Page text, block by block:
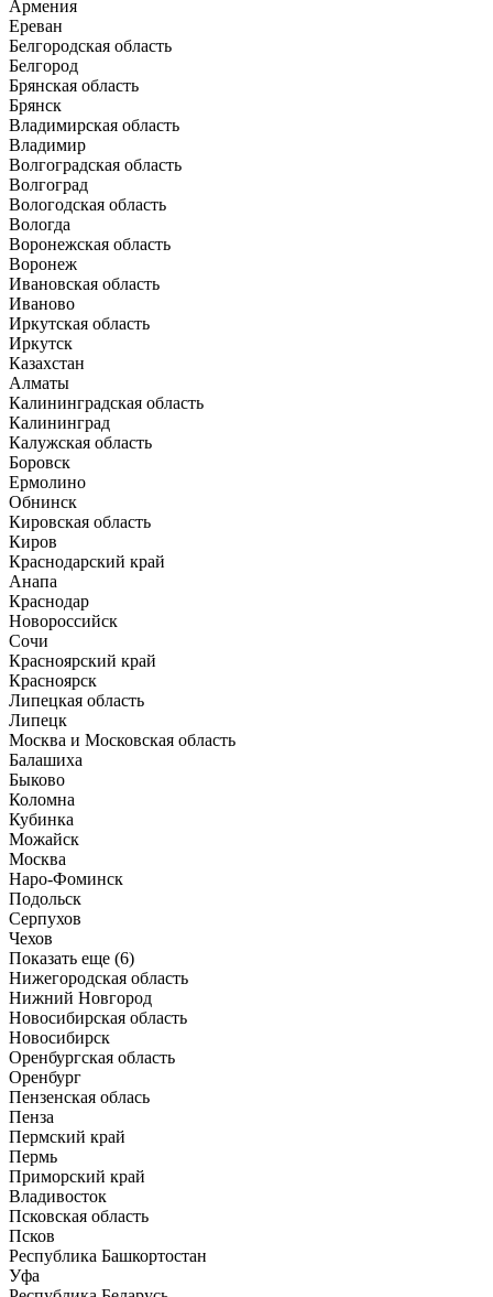
Армения
Ереван
Белгородская область
Белгород
Брянская область
Брянск
Владимирская область
Владимир
Волгоградская область
Волгоград
Вологодская область
Вологда
Воронежская область
Воронеж
Ивановская область
Иваново
Иркутская область
Иркутск
Казахстан
Алматы
Калининградская область
Калининград
Калужская область
Боровск
Ермолино
Обнинск
Кировская область
Киров
Краснодарский край
Анапа
Краснодар
Новороссийск
Сочи
Красноярский край
Красноярск
Липецкая область
Липецк
Москва и Московская область
Балашиха
Быково
Коломна
Кубинка
Можайск
Москва
Наро-Фоминск
Подольск
Серпухов
Чехов
Показать еще (6)
Нижегородская область
Нижний Новгород
Новосибирская область
Новосибирск
Оренбургская область
Оренбург
Пензенская облась
Пенза
Пермский край
Пермь
Приморский край
Владивосток
Псковская область
Псков
Республика Башкортостан
Уфа